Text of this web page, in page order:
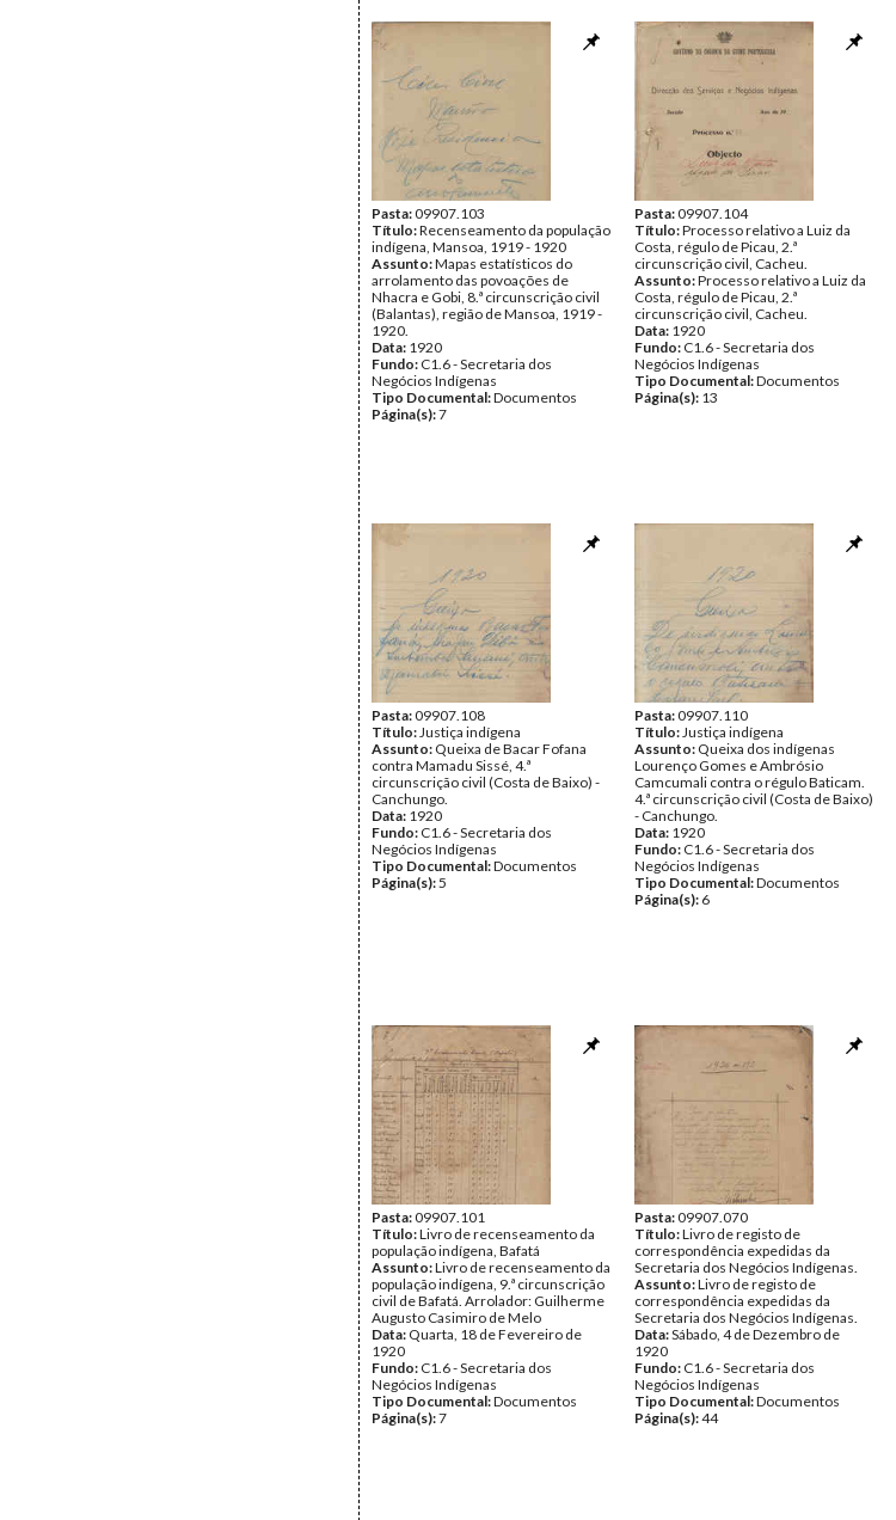
Pasta:09907.103
Título:Recenseamento da população
indígena, Mansoa, 1919 - 1920
Assunto:Mapas estatísticos do
arrolamento das povoações de
Nhacra e Gobi, 8.ª circunscrição civil
(Balantas), região de Mansoa, 1919 -
1920.
Data: 1920
Fundo: C1.6 - Secretaria dos
Negócios Indígenas
Tipo Documental:Documentos
Página(s):7
Pasta:09907.104
Título:Processo relativo a Luiz da
Costa, régulo de Picau, 2.ª
circunscrição civil, Cacheu.
Assunto:Processo relativo a Luiz da
Costa, régulo de Picau, 2.ª
circunscrição civil, Cacheu.
Data: 1920
Fundo: C1.6 - Secretaria dos
Negócios Indígenas
Tipo Documental:Documentos
Página(s): 13
Pasta:09907.108
Título:Justiça indígena
Assunto: Queixa de Bacar Fofana
contra Mamadu Sissé, 4.ª
circunscrição civil (Costa de Baixo) -
Canchungo.
Data: 1920
Fundo: C1.6 - Secretaria dos
Negócios Indígenas
Tipo Documental:Documentos
Página(s):5
Pasta:09907.110
Título:Justiça indígena
Assunto: Queixa dos indígenas
Lourenço Gomes e Ambrósio
Camcumali contra o régulo Baticam.
4.ª circunscrição civil (Costa de Baixo)
- Canchungo.
Data: 1920
Fundo: C1.6 - Secretaria dos
Negócios Indígenas
Tipo Documental:Documentos
Página(s): 6
Pasta:09907.101
Título:Livro de recenseamento da
população indígena, Bafatá
Assunto:Livro de recenseamento da
população indígena, 9.ª circunscrição
civil de Bafatá. Arrolador: Guilherme
Augusto Casimiro de Melo
Data: Quarta, 18 de Fevereiro de
1920
Fundo: C1.6 - Secretaria dos
Negócios Indígenas
Tipo Documental:Documentos
Página(s):7
Pasta:09907.070
Título:Livro de registo de
correspondência expedidas da
Secretaria dos Negócios Indígenas.
Assunto:Livro de registo de
correspondência expedidas da
Secretaria dos Negócios Indígenas.
Data:Sábado, 4 de Dezembro de
1920
Fundo: C1.6 - Secretaria dos
Negócios Indígenas
Tipo Documental:Documentos
Página(s):44